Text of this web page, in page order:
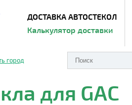
ДОСТАВКА АВТОСТЕКОЛ
Калькулятор доставки
город
для GAC